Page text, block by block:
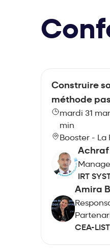
Construire
méthode
mardi 31
min
Booster - La
Achraf
IRT
Amira
CEA-LIST